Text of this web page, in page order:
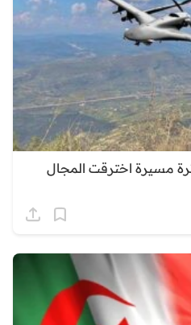
مسيرة اخترقت المجال